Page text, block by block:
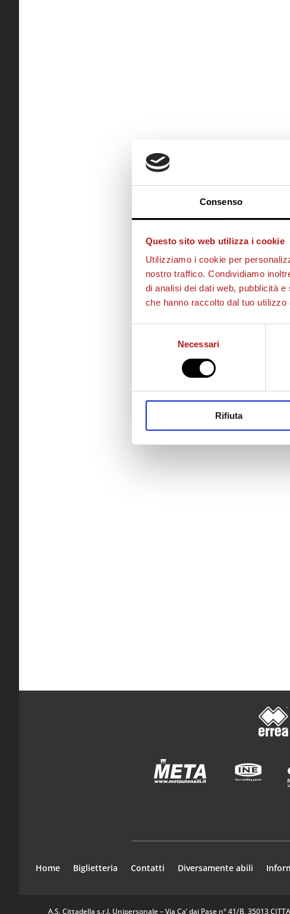
Consenso
Questo sito web utilizza i cookie
Utilizziamo i cookie per
nostro traffico. Condividiamo
di analisi dei dati web, pubblicità
che hanno raccolto dal tuo utilizzo
Necessari
Rifiuta
Home Biglietteria Contatti Diversamente abili
A.S. Cittadella s.r.l. Unipersonale – Via Ca’ dai Pase n° 41/B, 35013